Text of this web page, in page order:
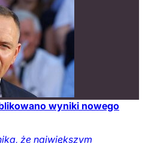
wyniki nowego
że największym